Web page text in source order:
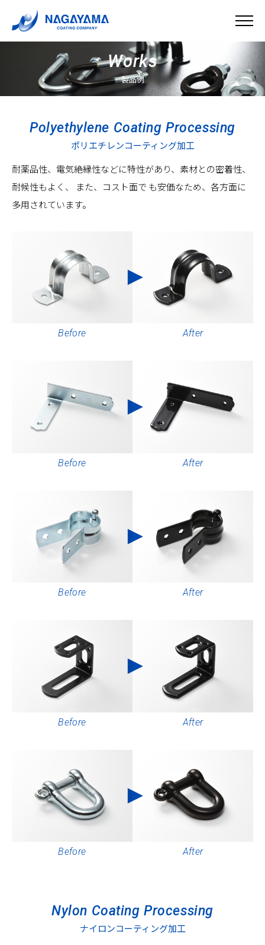
Works
製品例
Polyethylene Coating Processing
ポリエチレンコーティング加工
耐薬品性、電気絶縁性などに特性があり、素材との密着性、
耐候性もよく、
また、コスト面で も安価なため、各方面に
多用されています。
Before After
Before After
Before After
Before After
Before After
Nylon Coating Processing
ナイロンコーティング加工